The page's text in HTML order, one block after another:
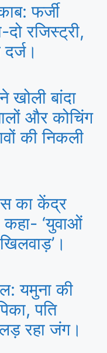
फर्जी
रजिस्ट्री,
बांदा
और कोचिंग
की निकली
का केंद्र
कहा- ‘युवाओं
यमुना की
पति
रहा जंग।